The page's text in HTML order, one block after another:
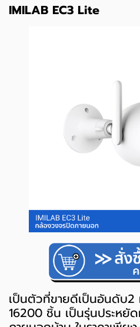
IMILAB EC3 Lite
เป็นตัวที่ขายดีเป็นอันดับ2
16200 ชิ้น เป็นรุ่นประหยั